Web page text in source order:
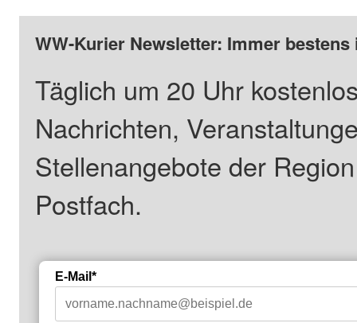
WW-Kurier Newsletter: Immer
Täglich um 20 Uhr
Nachrichten,
Stellenangebote der
Postfach.
E-Mail*